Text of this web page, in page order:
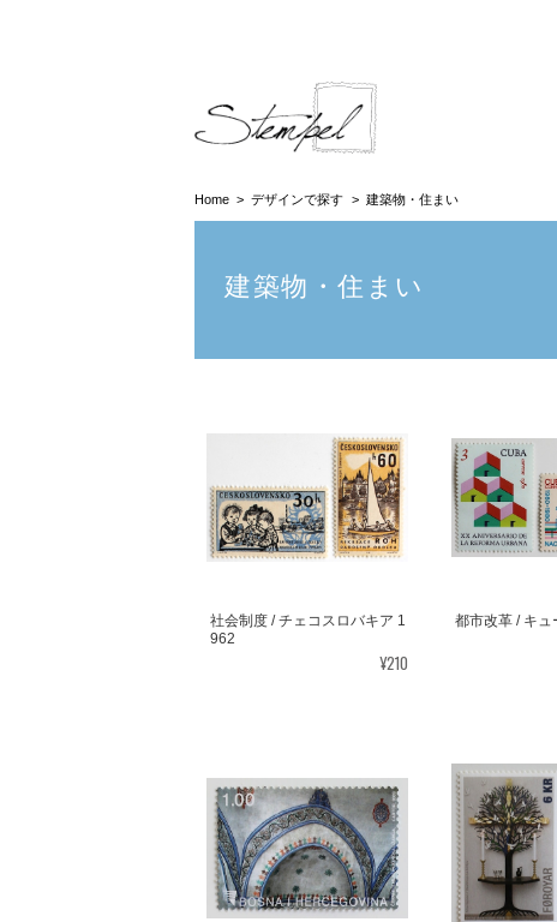
Home デザインで探す 建築物・住まい
建築物・住まい
社会制度 / チェコスロバキア 1
962
¥210
都市改革 / キュ